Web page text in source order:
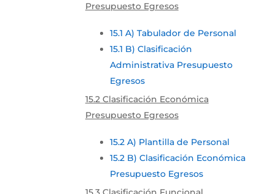
Presupuesto Egresos
15.1 A) Tabulador de Personal
15.1 B) Clasificación
Administrativa Presupuesto
Egresos
15.2 Clasificación Económica
Presupuesto Egresos
15.2 A) Plantilla de Personal
15.2 B) Clasificación Económica
Presupuesto Egresos